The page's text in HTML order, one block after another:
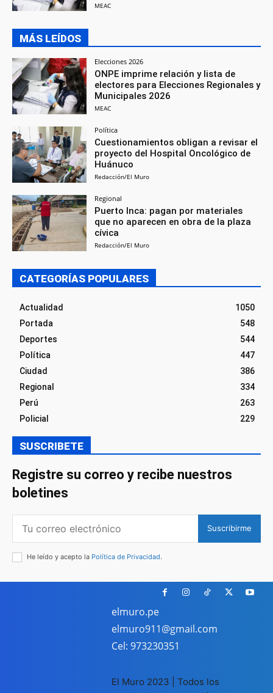
MEAC
MÁS LEÍDOS
Elecciones 2026
ONPE imprime relación y lista de
electores para Elecciones Regionales y
Municipales 2026
MEAC
Política
Cuestionamientos obligan a revisar el
proyecto del Hospital Oncológico de
Huánuco
Redacción/El Muro
Regional
Puerto Inca: pagan por materiales
que no aparecen en obra de la plaza
cívica
Redacción/El Muro
CATEGORÍAS POPULARES
Actualidad
1050
Portada
548
Deportes
544
Política
447
Ciudad
386
Regional
334
Perú
263
Policial
229
SUSCRIBETE
Registre su correo y recibe nuestros
boletines
Suscribirme
He leído y acepto la Política de Privacidad.
elmuro.pe
elmuro911@gmail.com
Cel: 973230351
El Muro 2023 | Todos los